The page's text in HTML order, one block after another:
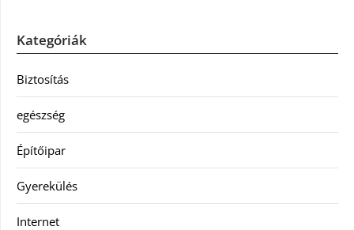
Kategóriák
Biztosítás
egészség
Építőipar
Gyerekülés
Internet